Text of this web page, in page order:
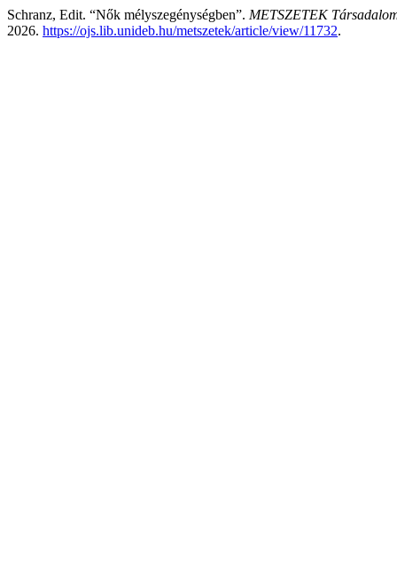
Schranz, Edit. “Nők mélyszegénységben”. METSZETEK
2026. https://ojs.lib.unideb.hu/metszetek/article/view/11732.